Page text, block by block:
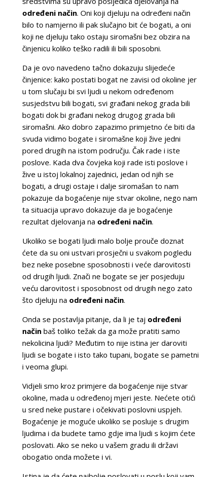
određeni način. Oni koji djeluju na određeni način
bilo to namjerno ili pak slučajno bit će bogati, a oni
koji ne djeluju tako ostaju siromašni bez obzira na
činjenicu koliko teško radili ili bili sposobni.
Da je ovo navedeno tačno dokazuju slijedeće
činjenice: kako postati bogat ne zavisi od okoline jer
u tom slučaju bi svi ljudi u nekom određenom
susjedstvu bili bogati, svi građani nekog grada bili
bogati dok bi građani nekog drugog grada bili
siromašni. Ako dobro zapazimo primjetno će biti da
svuda vidimo bogate i siromašne koji žive jedni
pored drugih na istom području. Čak rade i iste
poslove. Kada dva čovjeka koji rade isti poslove i
žive u istoj lokalnoj zajednici, jedan od njih se
bogati, a drugi ostaje i dalje siromašan to nam
pokazuje da bogaćenje nije stvar okoline, nego nam
ta situacija upravo dokazuje da je bogaćenje
rezultat djelovanja na određeni način.
Ukoliko se bogati ljudi malo bolje prouče doznat
ćete da su oni ustvari prosječni u svakom pogledu
bez neke posebne sposobnosti i veće darovitosti
od drugih ljudi. Znači ne bogate se jer posjeduju
veću darovitost i sposobnost od drugih nego zato
što djeluju na određeni način.
Onda se postavlja pitanje, da li je taj određeni
načinbaš toliko težak da ga može pratiti samo
nekolicina ljudi? Međutim to nije istina jer daroviti
ljudi se bogate i isto tako tupani, bogate se pametni
i veoma glupi.
Vidjeli smo kroz primjere da bogaćenje nije stvar
okoline, mada u određenoj mjeri jeste. Nećete otići
u sred neke pustare i očekivati poslovni uspjeh.
Bogaćenje je moguće ukoliko se posluje s drugim
ljudima i da budete tamo gdje ima ljudi s kojim ćete
poslovati. Ako se neko u vašem gradu ili državi
obogatio onda možete i vi.